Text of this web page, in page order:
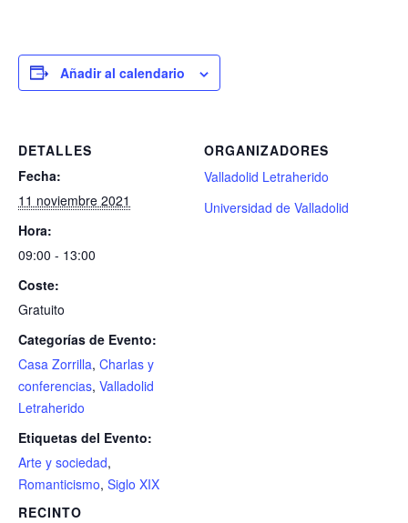
Añadir al calendario
DETALLES
Fecha:
11 noviembre 2021
Hora:
09:00 - 13:00
Coste:
Gratuito
Categorías de Evento:
Casa Zorrilla, Charlas y
conferencias, Valladolid
Letraherido
Etiquetas del Evento:
Arte y sociedad,
Romanticismo, Siglo XIX
RECINTO
ORGANIZADORES
Valladolid Letraherido
Universidad de Valladolid